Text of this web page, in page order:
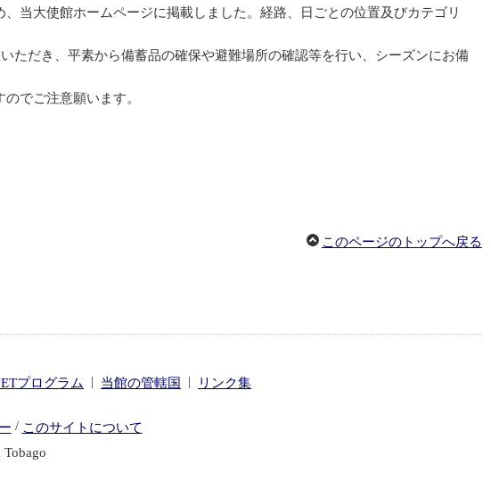
当大使館ホームページに掲載しました。経路、日ごとの位置及びカテゴリ
ただき、平素から備蓄品の確保や避難場所の確認等を行い、シーズンにお備
でご注意願います。
このページのトップへ戻る
プログラム | 当館の管轄国 | リンク集
/ このサイトについて